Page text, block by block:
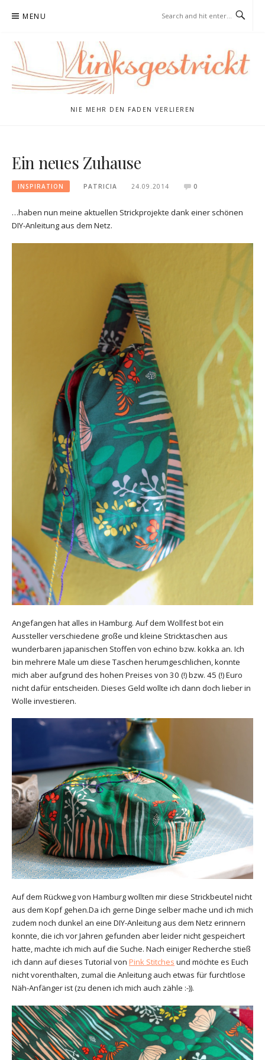
MENU
NIE MEHR DEN FADEN VERLIEREN
Ein neues Zuhause
INSPIRATION PATRICIA 24.09.2014 0
…haben nun meine aktuellen Strickprojekte dank einer schönen
DIY-Anleitung aus dem Netz.
Angefangen hat alles in Hamburg. Auf dem Wollfest bot ein
Aussteller verschiedene große und kleine Stricktaschen aus
wunderbaren japanischen Stoffen von echino bzw. kokka an. Ich
bin mehrere Male um diese Taschen herumgeschlichen, konnte
mich aber aufgrund des hohen Preises von 30 (!) bzw. 45 (!) Euro
nicht dafür entscheiden. Dieses Geld wollte ich dann doch lieber in
Wolle investieren.
Auf dem Rückweg von Hamburg wollten mir diese Strickbeutel nicht
aus dem Kopf gehen.Da ich gerne Dinge selber mache und ich mich
zudem noch dunkel an eine DIY-Anleitung aus dem Netz erinnern
konnte, die ich vor Jahren gefunden aber leider nicht gespeichert
hatte, machte ich mich auf die Suche. Nach einiger Recherche stieß
ich dann auf dieses Tutorial von Pink Stitches und möchte es Euch
nicht vorenthalten, zumal die Anleitung auch etwas für furchtlose
Näh-Anfänger ist (zu denen ich mich auch zähle :-)).